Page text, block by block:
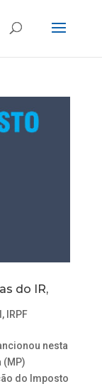
do IR,
, IRPF
nesta
do Imposto